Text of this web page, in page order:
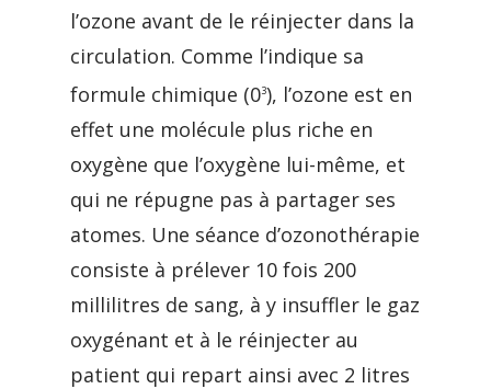
l’ozone avant de le réinjecter dans la
circulation. Comme l’indique sa
formule chimique (03), l’ozone est en
effet une molécule plus riche en
oxygène que l’oxygène lui-même, et
qui ne répugne pas à partager ses
atomes. Une séance d’ozonothérapie
consiste à prélever 10 fois 200
millilitres de sang, à y insuffler le gaz
oxygénant et à le réinjecter au
patient qui repart ainsi avec 2 litres